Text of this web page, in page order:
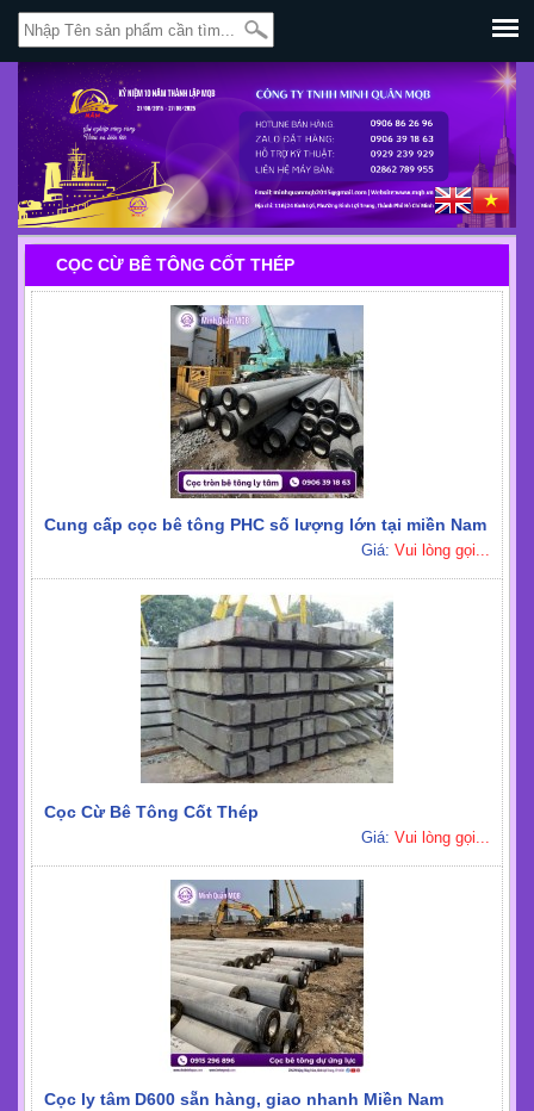
CỌC CỪ BÊ TÔNG CỐT THÉP
Cung cấp cọc bê tông PHC số lượng lớn tại miền Nam
Giá: Vui lòng gọi...
Cọc Cừ Bê Tông Cốt Thép
Giá: Vui lòng gọi...
Cọc ly tâm D600 sẵn hàng, giao nhanh Miền Nam